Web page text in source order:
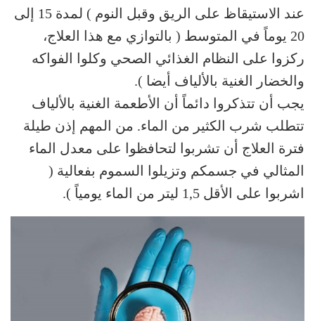
عند الاستيقاظ على الريق وقبل النوم ) لمدة 15 إلى
20 يوماً في المتوسط ( بالتوازي مع هذا العلاج،
ركزوا على النظام الغذائي الصحي وكلوا الفواكه
والخضار الغنية بالألياف أيضا ).
يجب أن تتذكروا دائماً أن الأطعمة الغنية بالألياف
تتطلب شرب الكثير من الماء. من المهم إذن طيلة
فترة العلاج أن تشربوا لتحافظوا على معدل الماء
المثالي في جسمكم وتزيلوا السموم بفعالية (
اشربوا على الأقل 1,5 ليتر من الماء يومياً ).